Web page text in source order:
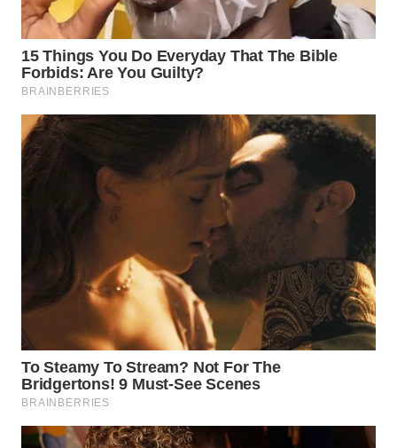
BINTAN
WN
MANDALIKA
WN
LIKUPANG
Group
WAHANA
NEWS